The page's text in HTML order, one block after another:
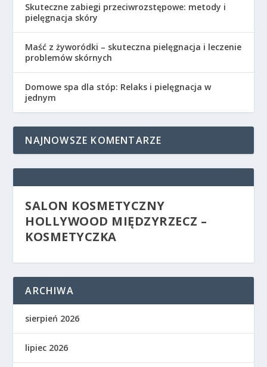
Skuteczne zabiegi przeciwrozstępowe: metody i
pielęgnacja skóry
Maść z żyworódki – skuteczna pielęgnacja i leczenie
problemów skórnych
Domowe spa dla stóp: Relaks i pielęgnacja w
jednym
NAJNOWSZE KOMENTARZE
SALON KOSMETYCZNY
HOLLYWOOD MIĘDZYRZECZ –
KOSMETYCZKA
ARCHIWA
sierpień 2026
lipiec 2026